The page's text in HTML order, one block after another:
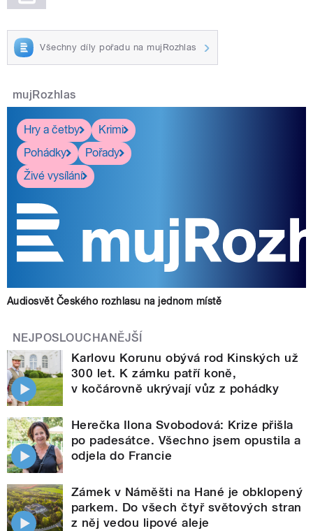
Všechny díly pořadu na mujRozhlas
mujRozhlas
Hry a četby
Krimi
Pohádky
Pořady
Živé vysílání
Audiosvět Českého rozhlasu na jednom místě
NEJPOSLOUCHANĚJŠÍ
Karlovu Korunu obývá rod Kinských už
300 let. K zámku patří koně,
v kočárovně ukrývají vůz z pohádky
Herečka Ilona Svobodová: Krize přišla
po padesátce. Všechno jsem opustila a
odjela do Francie
Zámek v Náměšti na Hané je obklopený
parkem. Do všech čtyř světových stran
z něj vedou lipové aleje